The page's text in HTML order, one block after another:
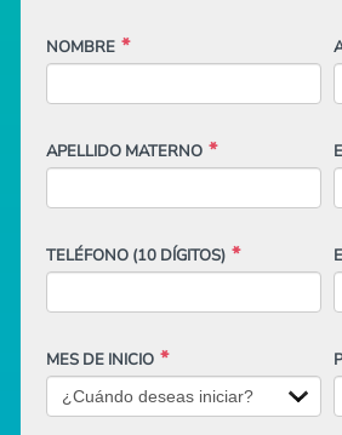
NOMBRE
APELLIDO MATERNO
TELÉFONO (10 DÍGITOS)
MES DE INICIO